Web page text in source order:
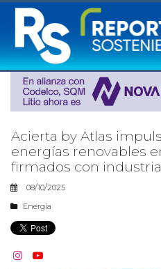
Acierta by Atlas
energías renovables
firmados con
08/10/2025
Energía
 